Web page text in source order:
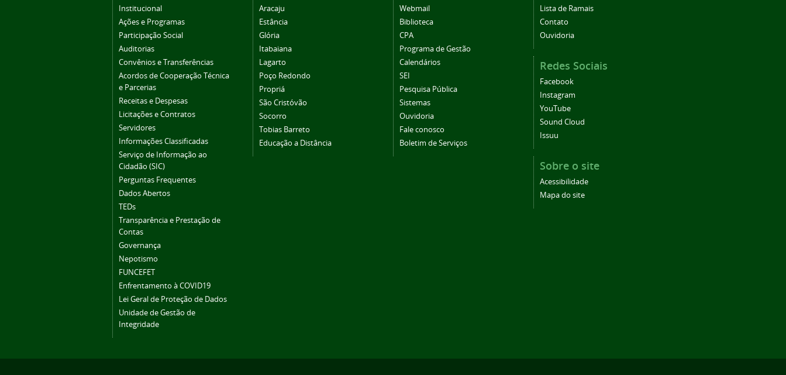
Institucional
Ações e Programas
Participação Social
Auditorias
Convênios e Transferências
Acordos de Cooperação Técnica
e Parcerias
Receitas e Despesas
Licitações e Contratos
Servidores
Informações Classificadas
Serviço de Informação ao
Cidadão (SIC)
Perguntas Frequentes
Dados Abertos
TEDs
Transparência e Prestação de
Contas
Governança
Nepotismo
FUNCEFET
Enfrentamento à COVID19
Lei Geral de Proteção de Dados
Unidade de Gestão de
Integridade
Aracaju
Estância
Glória
Itabaiana
Lagarto
Poço Redondo
Propriá
São Cristóvão
Socorro
Tobias Barreto
Educação a Distância
Webmail
Biblioteca
CPA
Programa de Gestão
Calendários
SEI
Pesquisa Pública
Sistemas
Ouvidoria
Fale conosco
Boletim de Serviços
Lista de Ramais
Contato
Ouvidoria
Redes Sociais
Facebook
Instagram
YouTube
Sound Cloud
Issuu
Sobre o site
Acessibilidade
Mapa do site